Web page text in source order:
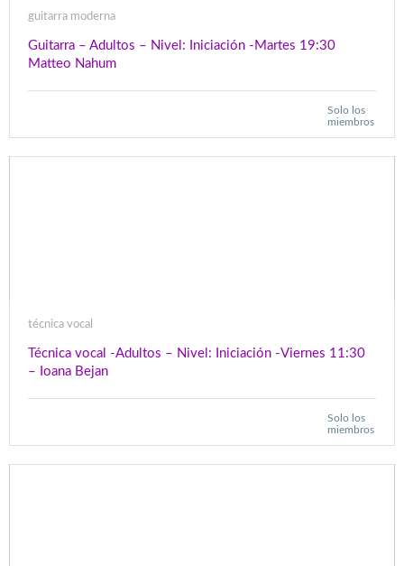
guitarra moderna
Guitarra – Adultos – Nivel: Iniciación -Martes 19:30
Matteo Nahum
Solo los
miembros
técnica vocal
Técnica vocal -Adultos – Nivel: Iniciación -Viernes 11:30
– Ioana Bejan
Solo los
miembros